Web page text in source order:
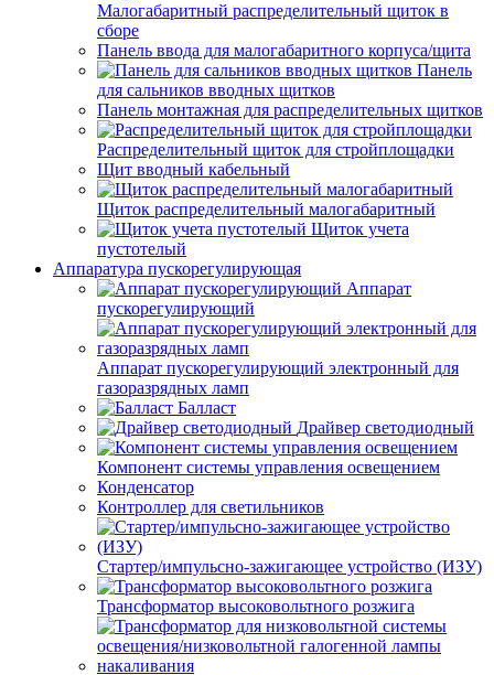
Малогабаритный распределительный щиток в
сборе
Панель ввода для малогабаритного корпуса/щита
Панель
для сальников вводных щитков
Панель монтажная для распределительных щитков
Распределительный щиток для стройплощадки
Щит вводный кабельный
Щиток распределительный малогабаритный
Щиток учета
пустотелый
Аппаратура пускорегулирующая
Аппарат
пускорегулирующий
Аппарат пускорегулирующий электронный для
газоразрядных ламп
Балласт
Драйвер светодиодный
Компонент системы управления освещением
Конденсатор
Контроллер для светильников
Стартер/импульсно-зажигающее устройство (ИЗУ)
Трансформатор высоковольтного розжига